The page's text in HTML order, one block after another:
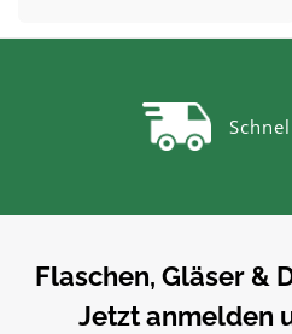
dosen.de.
weißVerwendungTrichter zum
sauberen Abfüllen ohne
Einfach in der Anwendung und
Gebrauch.PflegehinweiseNach
lassenJetzt bestellenBestelle
Trichter bequem online bei
flaschen-glaeser-und-dosen.de.
Flaschen, Gläser &
Jetzt anmelden